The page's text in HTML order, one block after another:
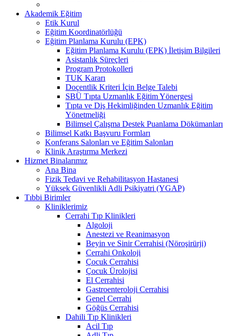
Akademik Eğitim
Etik Kurul
Eğitim Koordinatörlüğü
Eğitim Planlama Kurulu (EPK)
Eğitim Planlama Kurulu (EPK) İletişim Bilgileri
Asistanlık Süreçleri
Program Protokolleri
TUK Kararı
Doçentlik Kriteri İçin Belge Talebi
SBÜ Tıpta Uzmanlık Eğitim Yönergesi
Tıpta ve Diş Hekimliğinden Uzmanlık Eğitim
Yönetmeliği
Bilimsel Çalışma Destek Puanlama Dökümanları
Bilimsel Katkı Başvuru Formları
Konferans Salonları ve Eğitim Salonları
Klinik Araştırma Merkezi
Hizmet Binalarımız
Ana Bina
Fizik Tedavi ve Rehabilitasyon Hastanesi
Yüksek Güvenlikli Adli Psikiyatri (YGAP)
Tıbbi Birimler
Kliniklerimiz
Cerrahi Tıp Klinikleri
Algoloji
Anestezi ve Reanimasyon
Beyin ve Sinir Cerrahisi (Nöroşirürji)
Cerrahi Onkoloji
Çocuk Cerrahisi
Çocuk Ürolojisi
El Cerrahisi
Gastroenteroloji Cerrahisi
Genel Cerrahi
Göğüs Cerrahisi
Dahili Tıp Klinikleri
Acil Tıp